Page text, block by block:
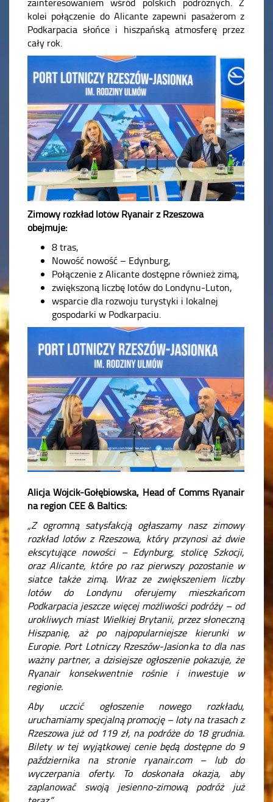
kolei połączenie do Alicante zapewni pasażerom z
Podkarpacia słońce i hiszpańską atmosferę przez
cały rok.
Zimowy rozkład lotów Ryanair z Rzeszowa
obejmuje:
8 tras,
Nowość nowość – Edynburg,
Połączenie z Alicante dostępne również zimą,
zwiększoną liczbę lotów do Londynu-Luton,
wsparcie dla rozwoju turystyki i lokalnej
gospodarki w Podkarpaciu.
Alicja Wójcik-Gołębiowska, Head of Comms Ryanair
na region CEE & Baltics:
„Z ogromną satysfakcją ogłaszamy nasz zimowy
rozkład lotów z Rzeszowa, który przynosi aż dwie
ekscytujące nowości – Edynburg, stolicę Szkocji,
oraz Alicante, które po raz pierwszy pozostanie w
siatce także zimą. Wraz ze zwiększeniem liczby
lotów do Londynu oferujemy mieszkańcom
Podkarpacia jeszcze więcej możliwości podróży – od
urokliwych miast Wielkiej Brytanii, przez słoneczną
Hiszpanię, aż po najpopularniejsze kierunki w
Europie. Port Lotniczy Rzeszów-Jasionka to dla nas
ważny partner, a dzisiejsze ogłoszenie pokazuje, że
Ryanair konsekwentnie rośnie i inwestuje w
regionie.
Aby uczcić ogłoszenie nowego rozkładu,
uruchamiamy specjalną promocję – loty na trasach z
Rzeszowa już od 119 zł, na podróże do 18 grudnia.
Bilety w tej wyjątkowej cenie będą dostępne do 9
października na stronie ryanair.com – lub do
wyczerpania oferty. To doskonała okazja, aby
zaplanować swoją jesienno-zimową podróż już